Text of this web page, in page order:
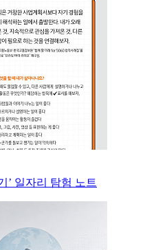
’ 일자리 탐험 노트